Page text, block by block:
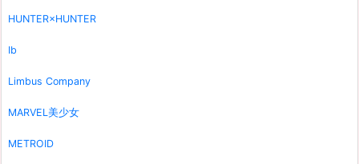
HUNTER×HUNTER
Ib
Limbus Company
MARVEL美少女
METROID